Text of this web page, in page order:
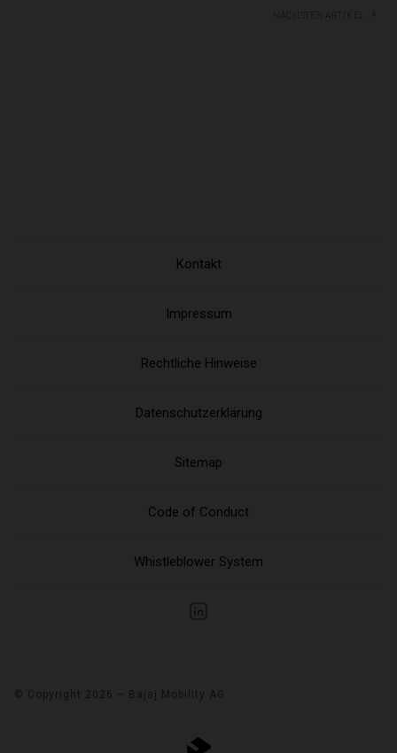
Nächster Artikel
© Copyright 2026 – Bajaj Mobility AG
Kontakt
Impressum
Rechtliche Hinweise
Datenschutzerklärung
Sitemap
Code of Conduct
Whistleblower System